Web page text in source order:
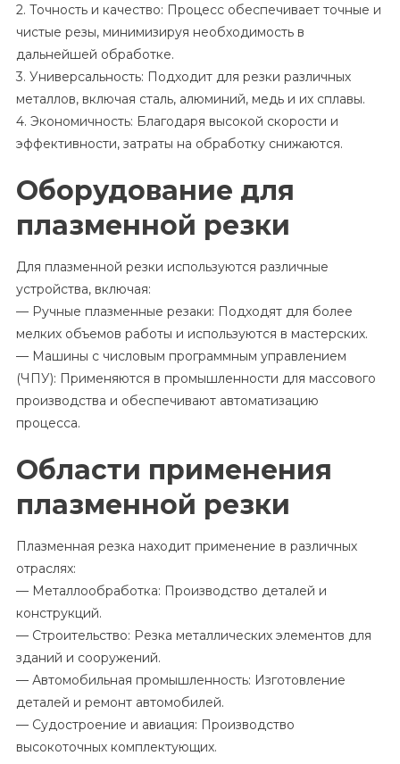
2. Точность и качество: Процесс обеспечивает точные и
чистые резы, минимизируя необходимость в
дальнейшей обработке.
3. Универсальность: Подходит для резки различных
металлов, включая сталь, алюминий, медь и их сплавы.
4. Экономичность: Благодаря высокой скорости и
эффективности, затраты на обработку снижаются.
Оборудование для
плазменной резки
Для плазменной резки используются различные
устройства, включая:
— Ручные плазменные резаки: Подходят для более
мелких объемов работы и используются в мастерских.
— Машины с числовым программным управлением
(ЧПУ): Применяются в промышленности для массового
производства и обеспечивают автоматизацию
процесса.
Области применения
плазменной резки
Плазменная резка находит применение в различных
отраслях:
— Металлообработка: Производство деталей и
конструкций.
— Строительство: Резка металлических элементов для
зданий и сооружений.
— Автомобильная промышленность: Изготовление
деталей и ремонт автомобилей.
— Судостроение и авиация: Производство
высокоточных комплектующих.